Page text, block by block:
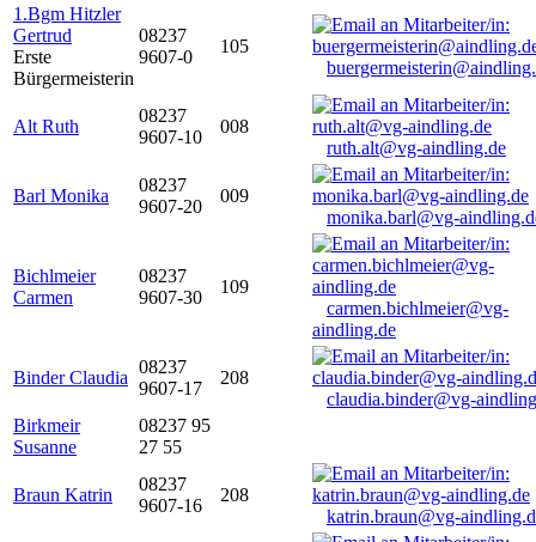
1.Bgm Hitzler
Gertrud
Erste
Bürgermeisterin
08237
9607-0
105
Alt Ruth
08237
9607-10
008
ruth.alt@vg-aindling.de
Barl Monika
08237
9607-20
009
monika.barl@vg-
Bichlmeier
Carmen
08237
9607-30
109
carmen.bichlmeier@vg-
aindling.de
Binder Claudia
08237
9607-17
208
claudia.binder@vg-
Birkmeir
Susanne
08237 95
27 55
Braun Katrin
08237
9607-16
208
katrin.braun@vg-